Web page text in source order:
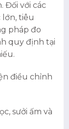
Đối với các
tiêu
pháp đo
quy định tại
điều chỉnh
sưởi ấm và